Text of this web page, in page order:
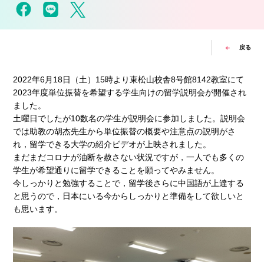
戻る
2022年6月18日（土）15時より東松山校舎8号館8142教室にて
2023年度単位振替を希望する学生向けの留学説明会が開催され
ました。
土曜日でしたが10数名の学生が説明会に参加しました。説明会
では助教の胡杰先生から単位振替の概要や注意点の説明がさ
れ，留学できる大学の紹介ビデオが上映されました。
まだまだコロナが油断を赦さない状況ですが，一人でも多くの
学生が希望通りに留学できることを願ってやみません。
今しっかりと勉強することで，留学後さらに中国語が上達する
と思うので，日本にいる今からしっかりと準備をして欲しいと
も思います。